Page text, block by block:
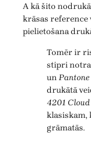
A kā šito
krāsas reference
pielietošana
Tomēr ir
stipri
unPantone
drukātā
4201
klasiskam,
grāmatās.